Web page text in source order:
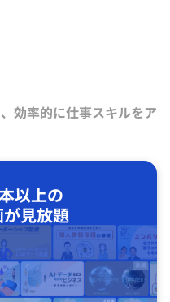
効率的に仕事スキルをア
以上の
見放題